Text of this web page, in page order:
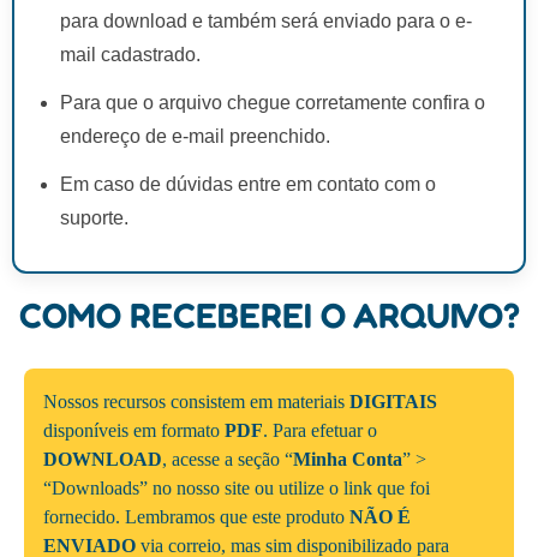
para download e também será enviado para o e-
mail cadastrado.
Para que o arquivo chegue corretamente confira o
endereço de e-mail preenchido.
Em caso de dúvidas entre em contato com o
suporte.
COMO RECEBEREI O ARQUIVO?
Nossos recursos consistem em materiais DIGITAIS
disponíveis em formato PDF. Para efetuar o
DOWNLOAD, acesse a seção “Minha Conta” >
“Downloads” no nosso site ou utilize o link que foi
fornecido. Lembramos que este produto NÃO É
ENVIADO via correio, mas sim disponibilizado para